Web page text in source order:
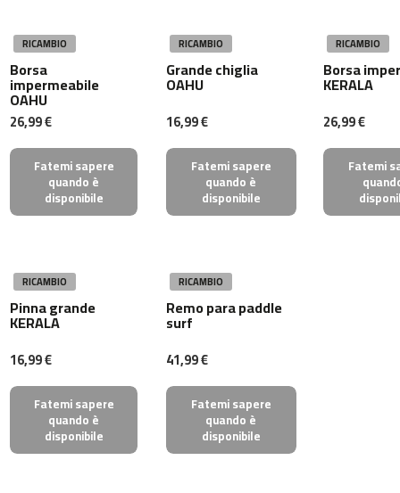
-
2
2
b
e
p
-
5
0
s
-
0
b
e
s
p
RICAMBIO
Borsa
impermeabile
OAHU
26,99 €
Fatemi sapere
quando è
disponibile
RICAMBIO
Grande chiglia
OAHU
16,99 €
Fatemi sapere
quando è
disponibile
RICAMBIO
Borsa
KERALA
26,99 €
Fatemi
RICAMBIO
Pinna grande
KERALA
16,99 €
Fatemi sapere
quando è
disponibile
RICAMBIO
Remo para paddle
surf
41,99 €
Fatemi sapere
quando è
disponibile